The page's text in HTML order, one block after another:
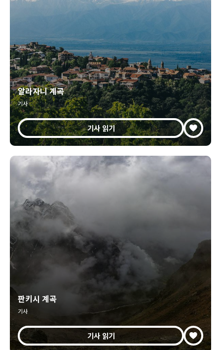
알라자니 계곡
기사
기사 읽기
판키시 계곡
기사
기사 읽기